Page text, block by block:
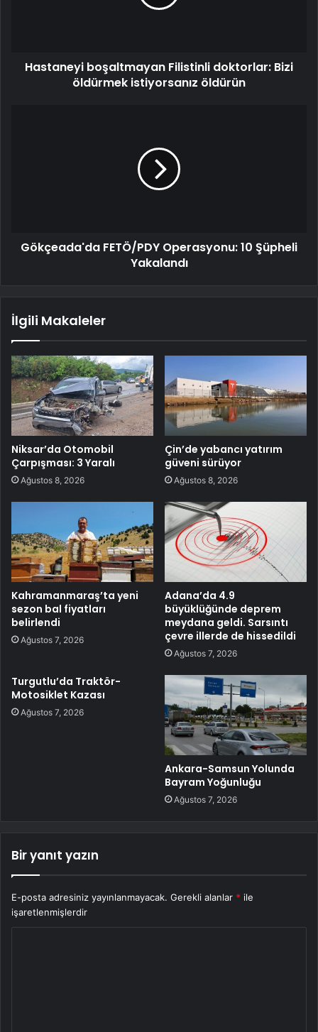
Hastaneyi boşaltmayan Filistinli doktorlar: Bizi
öldürmek istiyorsanız öldürün
Gökçeada'da FETÖ/PDY Operasyonu: 10 Şüpheli
Yakalandı
İlgili Makaleler
Niksar’da Otomobil
Çarpışması: 3 Yaralı
Ağustos 8, 2026
Çin’de yabancı yatırım
güveni sürüyor
Ağustos 8, 2026
Kahramanmaraş’ta yeni
sezon bal fiyatları
belirlendi
Ağustos 7, 2026
Adana’da 4.9
büyüklüğünde deprem
meydana geldi. Sarsıntı
çevre illerde de hissedildi
Ağustos 7, 2026
Turgutlu’da Traktör-
Motosiklet Kazası
Ağustos 7, 2026
Ankara-Samsun Yolunda
Bayram Yoğunluğu
Ağustos 7, 2026
Bir yanıt yazın
E-posta adresiniz yayınlanmayacak. Gerekli alanlar * ile
işaretlenmişlerdir